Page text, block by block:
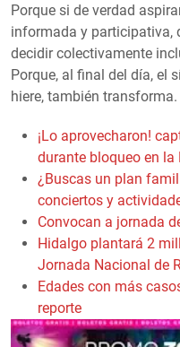
Porque si de verdad
informada y participativa,
decidir colectivamente
Porque, al final del día, el
hiere, también transforma.
¡Lo aprovecharon!
durante bloqueo en
¿Buscas un plan
conciertos y
Convocan a jornada
Hidalgo plantará 2
Jornada Nacional de
Edades con más
reporte